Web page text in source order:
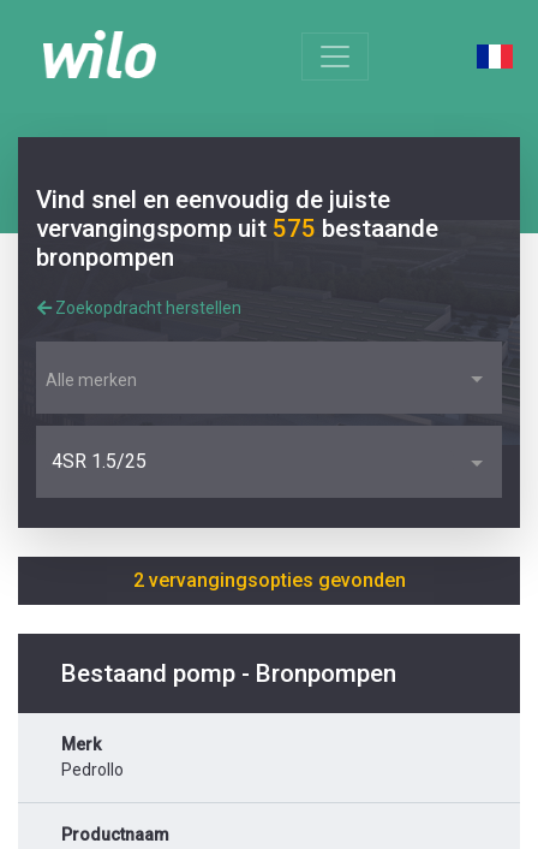
Vind snel en eenvoudig de juiste
vervangingspomp uit 575 bestaande
bronpompen
Zoekopdracht herstellen
Alle merken
4SR 1.5/25
2 vervangingsopties gevonden
Bestaand pomp - Bronpompen
Merk
Pedrollo
Productnaam